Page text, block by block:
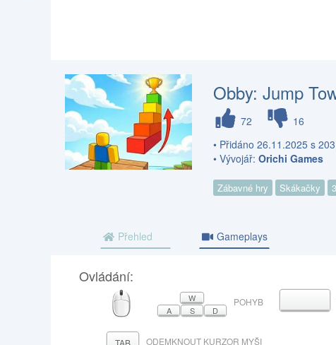
Obby: Jump
72
16
• Přidáno 26.11.2025 s
• Vývojář:Orichi Games
Zábavné hry Skákačky
Přehled Gameplays
Ovládání:
MYŠ
W
A
S D
POHYB
ODEMKNOUT KURZOR MYŠI